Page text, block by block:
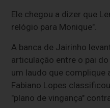
Ele chegou a dizer que
relógio para Monique".
A banca de Jairinho
articulação entre o pai
um laudo que complique
Fabiano Lopes
"plano de vingança"